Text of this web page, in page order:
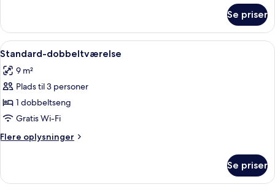
2
enkeltsenge
med
enkeltsenge
2
enkeltsenge
Se priser
Indlæs
alle
billeder
af
Standard-
dobbeltværelse
Et lille, hyggeligt soveværelse med
12
Standard-dobbeltværelse
9 m²
Plads til 3 personer
1 dobbeltseng
Gratis Wi-Fi
Flere oplysninger
Flere
dobbeltværelse
Se priser